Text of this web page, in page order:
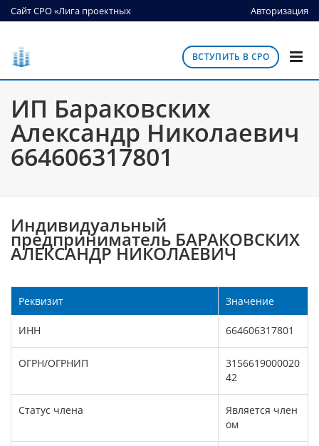
Сайт СРО «Лига проектных
организаций»
Авторизация
ВСТУПИТЬ В СРО
ИП Бараковских
Александр Николаевич
664606317801
Индивидуальный
предприниматель БАРАКОВСКИХ
АЛЕКСАНДР НИКОЛАЕВИЧ
Реквизит Значение
ИНН 664606317801
ОГРН/ОГРНИП
3156619000020
42
Статус члена
Является член
ом